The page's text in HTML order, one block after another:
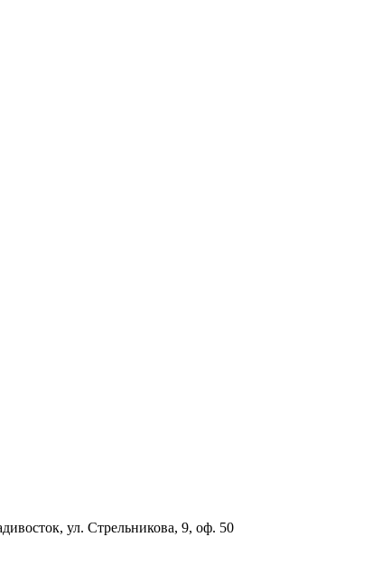
ул. Стрельникова, 9, оф. 50